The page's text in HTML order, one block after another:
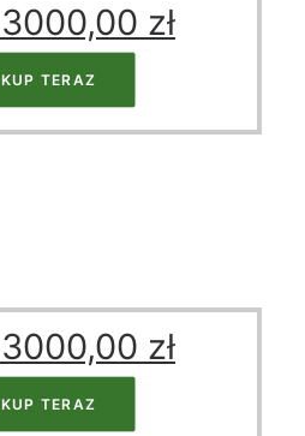
3000,00 zł
KUP TERAZ
3000,00 zł
KUP TERAZ